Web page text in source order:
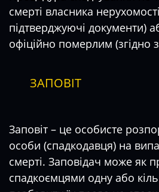
смерті власника
підтверджуючі документи)
офіційно померлим (згідно
ЗАПОВІТ
Заповіт – це особисте
особи (спадкодавця) на
смерті. Заповідач може як
спадкоємцями одну або